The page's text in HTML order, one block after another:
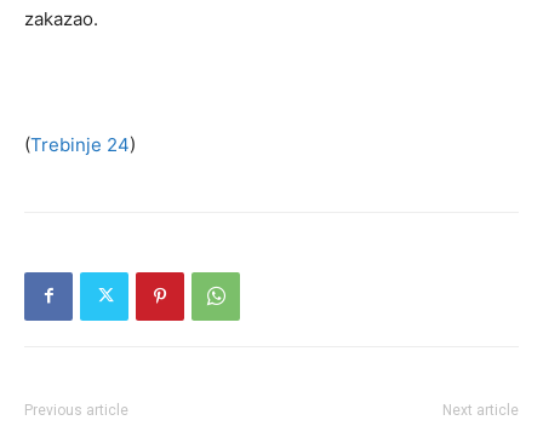
zakazao.
(Trebinje 24)
Previous article Next article